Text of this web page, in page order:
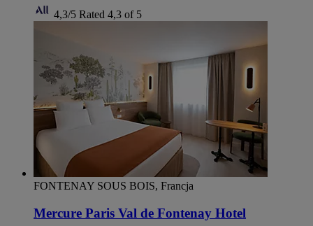
4,3/5 Rated 4,3 of 5
FONTENAY SOUS BOIS, Francja
Mercure Paris Val de Fontenay Hotel